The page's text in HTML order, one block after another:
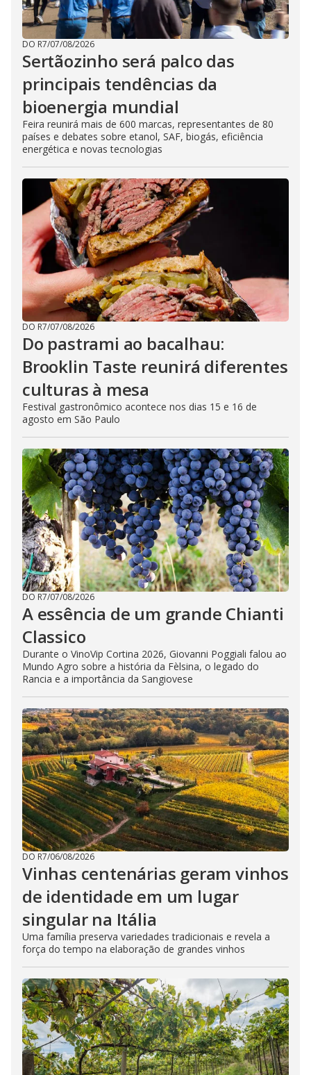
DO R7/07/08/2026
Sertãozinho será palco das
principais tendências da
bioenergia mundial
Feira reunirá mais de 600 marcas, representantes de 80
países e debates sobre etanol, SAF, biogás, eficiência
energética e novas tecnologias
DO R7/07/08/2026
Do pastrami ao bacalhau:
Brooklin Taste reunirá diferentes
culturas à mesa
Festival gastronômico acontece nos dias 15 e 16 de
agosto em São Paulo
DO R7/07/08/2026
A essência de um grande Chianti
Classico
Durante o VinoVip Cortina 2026, Giovanni Poggiali falou ao
Mundo Agro sobre a história da Fèlsina, o legado do
Rancia e a importância da Sangiovese
DO R7/06/08/2026
Vinhas centenárias geram vinhos
de identidade em um lugar
singular na Itália
Uma família preserva variedades tradicionais e revela a
força do tempo na elaboração de grandes vinhos